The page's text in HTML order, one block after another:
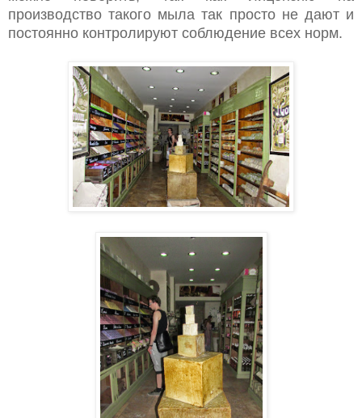
производство такого мыла так просто не дают и
постоянно контролируют соблюдение всех норм.